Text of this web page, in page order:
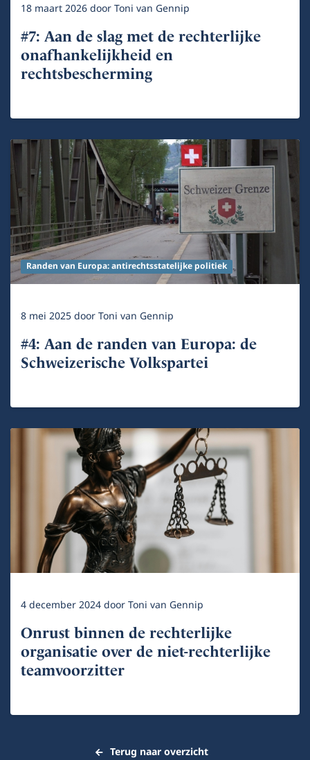
18 maart 2026doorToni van Gennip
#7: Aan de slag met de rechterlijke
onafhankelijkheid en
rechtsbescherming
Randen van Europa: antirechtsstatelijke politiek
8 mei 2025doorToni van Gennip
#4: Aan de randen van Europa: de
Schweizerische Volkspartei
4 december 2024doorToni van Gennip
Onrust binnen de rechterlijke
organisatie over de niet-rechterlijke
teamvoorzitter
Terug naar overzicht